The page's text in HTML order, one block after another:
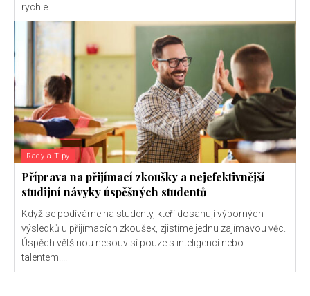
rychle...
Rady a Tipy
Příprava na přijímací zkoušky a nejefektivnější
studijní návyky úspěšných studentů
Když se podíváme na studenty, kteří dosahují výborných
výsledků u přijímacích zkoušek, zjistíme jednu zajímavou věc.
Úspěch většinou nesouvisí pouze s inteligencí nebo
talentem....